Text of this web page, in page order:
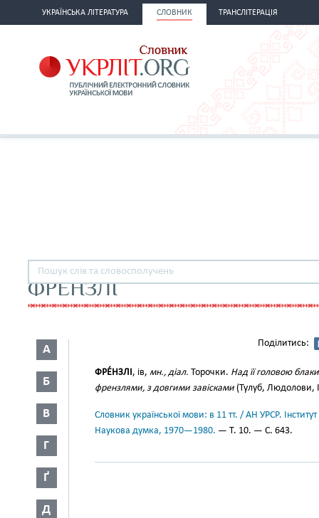
УКРАЇНСЬКА ЛІТЕРАТУРА СЛОВНИК ТРАНСЛІТЕРАЦІЯ
ФРЕНЗЛІ
А
Б
В
Г
Ґ
Д
Поділитись:
ФРЕ́НЗЛІ, ів, мн., діал. Торочки. Над її головою
френзлями, з довгими завісками (Тулуб, Людолови,
Словник української мови: в 11 тт. / АН УРСР.
Наукова думка, 1970—1980. — Т. 10. — С. 643.